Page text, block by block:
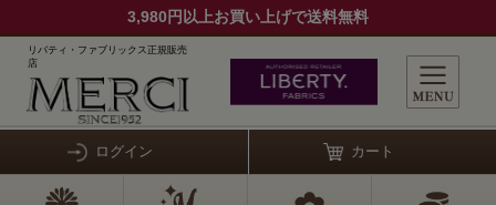
3,980円以上お買い上げで送料無料
リバティ・ファブリックス正規販売
店
ログイン カート